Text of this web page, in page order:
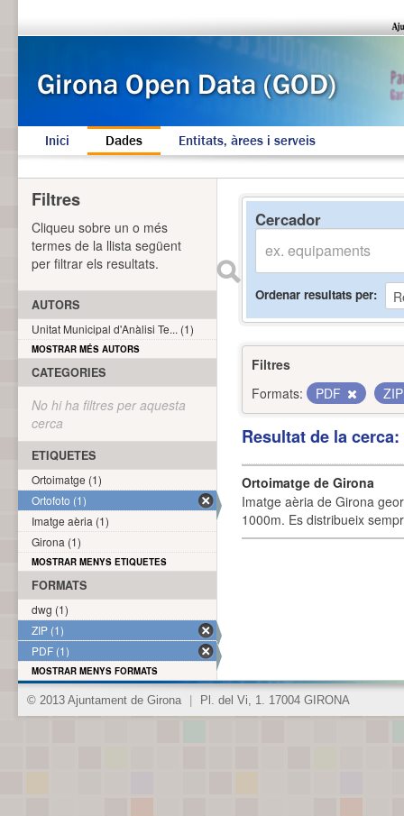
Inici Dades Entitats, àrees i serveis
Cercador
Ordenar resultats per
Filtres
Formats:
PDF
Resultat de la
Ortoimatge de Girona
Imatge aèria de Girona
1000m. Es distribueix
Filtres
Cliqueu sobre un o més
termes de la llista següent
per filtrar els resultats.
AUTORS
Unitat Municipal d'Anàlisi Te... (1)
MOSTRAR MÉS AUTORS
CATEGORIES
No hi ha filtres per aquesta
cerca
ETIQUETES
Ortoimatge (1)
Ortofoto (1)
Imatge aèria (1)
Girona (1)
MOSTRAR MENYS ETIQUETES
FORMATS
dwg (1)
ZIP (1)
PDF (1)
MOSTRAR MENYS FORMATS
© 2013 Ajuntament de Girona Pl. del Vi, 1. 17004 GIRONA